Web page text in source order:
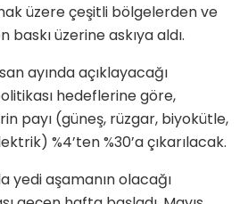
üzere çeşitli bölgelerden ve
üzerine askıya aldı.
ayında açıklayacağı
hedeflerine göre,
payı (güneş, rüzgar, biyokütle,
%4’ten %30’a çıkarılacak.
yedi aşamanın olacağı